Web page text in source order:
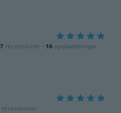
recensioner · 16 uppladdningar
recensioner